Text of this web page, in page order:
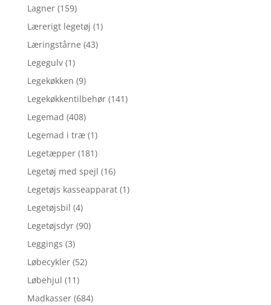
Lagner (159)
Lærerigt legetøj (1)
Læringstårne (43)
Legegulv (1)
Legekøkken (9)
Legekøkkentilbehør (141)
Legemad (408)
Legemad i træ (1)
Legetæpper (181)
Legetøj med spejl (16)
Legetøjs kasseapparat (1)
Legetøjsbil (4)
Legetøjsdyr (90)
Leggings (3)
Løbecykler (52)
Løbehjul (11)
Madkasser (684)